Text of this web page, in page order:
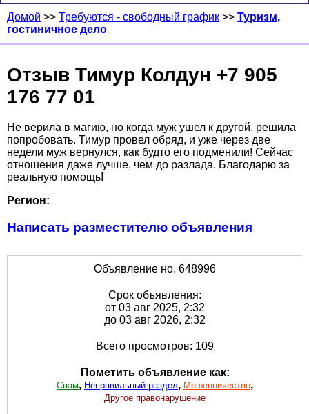
Домой >> Требуются - свободный график >> Туризм,
гостиничное дело
Отзыв Тимур Колдун +7 905
176 77 01
Не верила в магию, но когда муж ушел к другой, решила
попробовать. Тимур провел обряд, и уже через две
недели муж вернулся, как будто его подменили! Сейчас
отношения даже лучше, чем до разлада. Благодарю за
реальную помощь!
Регион:
Написать разместителю объявления
Объявление но. 648996
Срок объявления:
от 03 авг 2025, 2:32
до 03 авг 2026, 2:32
Всего просмотров: 109
Пометить объявление как:
Спам, Неправильный раздел, Мошенничество,
Другое правонарушение